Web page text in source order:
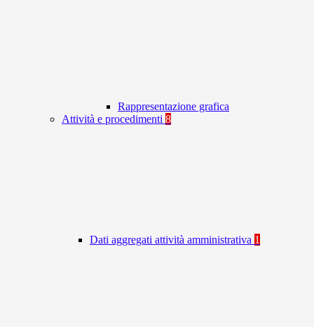
Rappresentazione grafica
Attività e procedimenti 8
Dati aggregati attività amministrativa 1